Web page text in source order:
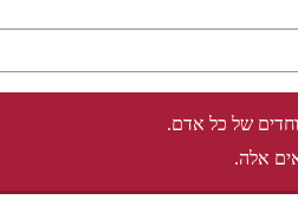
של כל אדם.
אלה.